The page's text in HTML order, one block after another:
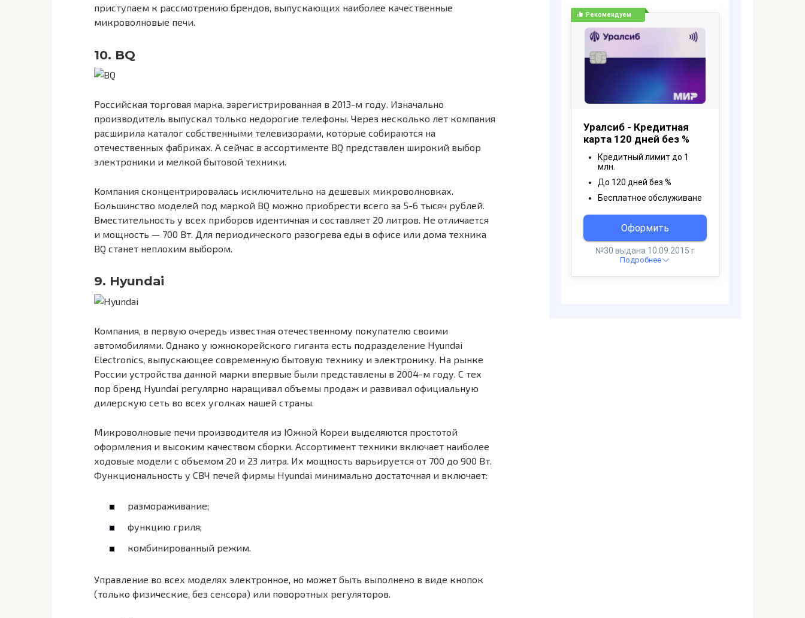
приступаем к рассмотрению брендов, выпускающих наиболее качественные
микроволновые печи.
10. BQ
Российская торговая марка, зарегистрированная в 2013-м году. Изначально
производитель выпускал только недорогие телефоны. Через несколько лет компания
расширила каталог собственными телевизорами, которые собираются на
отечественных фабриках. А сейчас в ассортименте BQ представлен широкий выбор
электроники и мелкой бытовой техники.
Компания сконцентрировалась исключительно на дешевых микроволновках.
Большинство моделей под маркой BQ можно приобрести всего за 5-6 тысяч рублей.
Вместительность у всех приборов идентичная и составляет 20 литров. Не отличается
и мощность — 700 Вт. Для периодического разогрева еды в офисе или дома техника
BQ станет неплохим выбором.
9. Hyundai
Компания, в первую очередь известная отечественному покупателю своими
автомобилями. Однако у южнокорейского гиганта есть подразделение Hyundai
Electronics, выпускающее современную бытовую технику и электронику. На рынке
России устройства данной марки впервые были представлены в 2004-м году. С тех
пор бренд Hyundai регулярно наращивал объемы продаж и развивал официальную
дилерскую сеть во всех уголках нашей страны.
Микроволновые печи производителя из Южной Кореи выделяются простотой
оформления и высоким качеством сборки. Ассортимент техники включает наиболее
ходовые модели с объемом 20 и 23 литра. Их мощность варьируется от 700 до 900 Вт.
Функциональность у СВЧ печей фирмы Hyundai минимально достаточная и включает:
размораживание;
функцию гриля;
комбинированный режим.
Управление во всех моделях электронное, но может быть выполнено в виде кнопок
(только физические, без сенсора) или поворотных регуляторов.